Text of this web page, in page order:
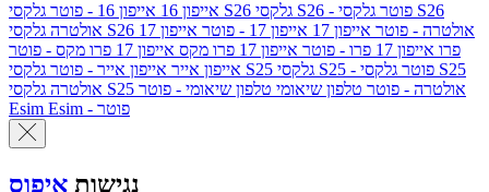
אייפון 16 אייפון 16 - פוטר גלקסי S26 גלקסי S26 - פוטר גלקסי S26
אולטרה
גלקסי S26 אולטרה - פוטר אייפון 17 אייפון 17 - פוטר
אייפון 17
פרו אייפון 17 פרו - פוטר אייפון 17 פרו מקס
אייפון 17 פרו מקס - פוטר
אייפון אייר אייפון אייר - פוטר גלקסי S25 גלקסי S25 - פוטר גלקסי S25
אולטרה
גלקסי S25 אולטרה - פוטר טלפון שיאומי טלפון שיאומי - פוטר
Esim
Esim - פוטר
נגישות איפוס